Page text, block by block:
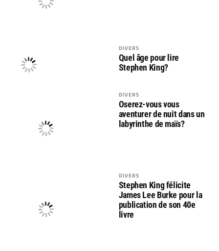
DIVERS
Quel âge pour lire
Stephen King?
DIVERS
Oserez-vous vous
aventurer de nuit dans un
labyrinthe de maïs?
DIVERS
Stephen King félicite
James Lee Burke pour la
publication de son 40e
livre